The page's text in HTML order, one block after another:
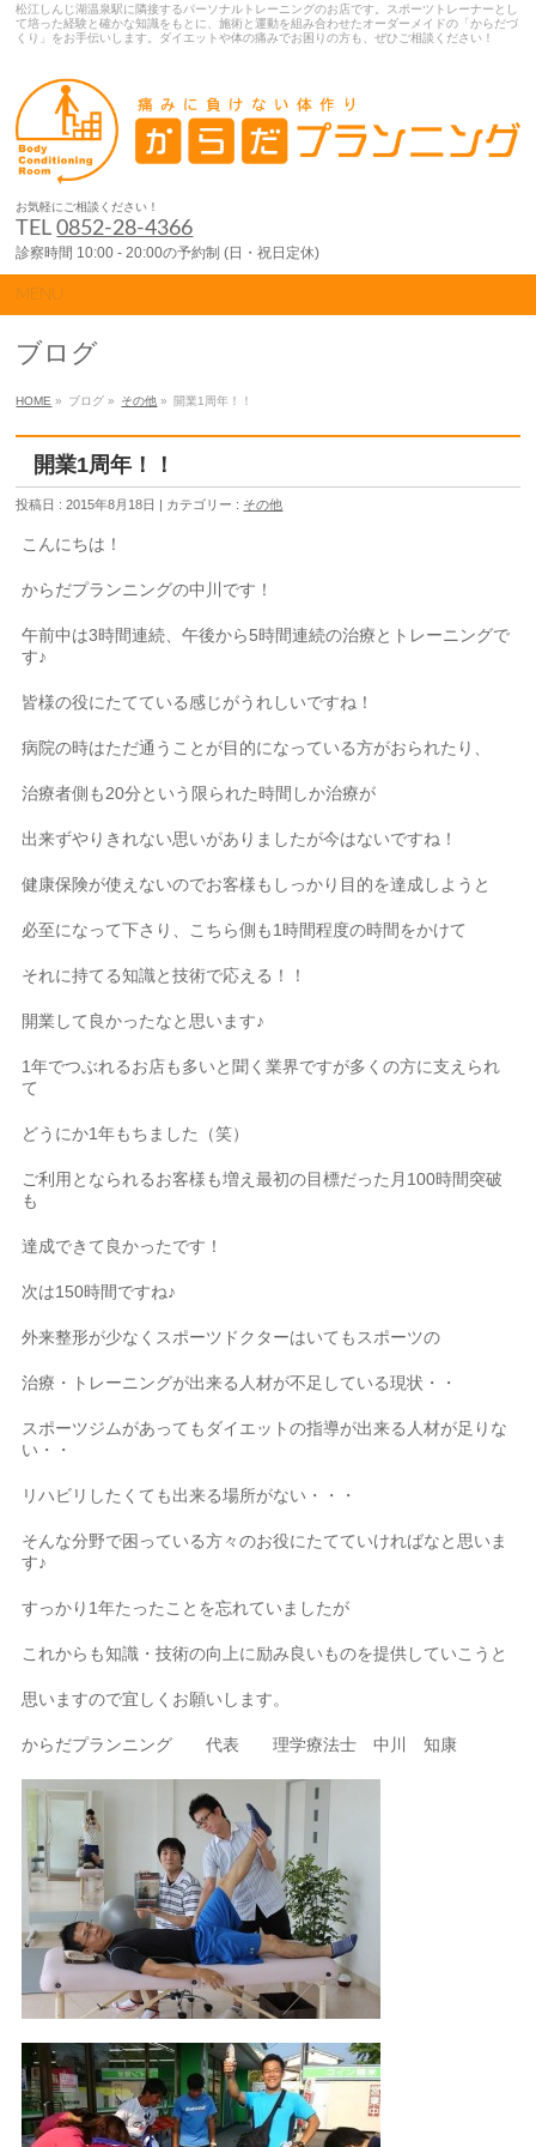
松江しんじ湖温泉駅に隣接するパーソナルトレーニングのお店です。スポーツトレーナーとし
て培った経験と確かな知識をもとに、施術と運動を組み合わせたオーダーメイドの「からだづ
くり」をお手伝いします。ダイエットや体の痛みでお困りの方も、ぜひご相談ください！
お気軽にご相談ください！
TEL0852-28-4366
診察時間 10:00 - 20:00の予約制 (日・祝日定休)
MENU
ブログ
HOME » ブログ » その他 » 開業1周年！！
開業1周年！！
投稿日 : 2015年8月18日 | カテゴリー : その他
こんにちは！
からだプランニングの中川です！
午前中は3時間連続、午後から5時間連続の治療とトレーニングで
す♪
皆様の役にたてている感じがうれしいですね！
病院の時はただ通うことが目的になっている方がおられたり、
治療者側も20分という限られた時間しか治療が
出来ずやりきれない思いがありましたが今はないですね！
健康保険が使えないのでお客様もしっかり目的を達成しようと
必至になって下さり、こちら側も1時間程度の時間をかけて
それに持てる知識と技術で応える！！
開業して良かったなと思います♪
1年でつぶれるお店も多いと聞く業界ですが多くの方に支えられ
て
どうにか1年もちました（笑）
ご利用となられるお客様も増え最初の目標だった月100時間突破
も
達成できて良かったです！
次は150時間ですね♪
外来整形が少なくスポーツドクターはいてもスポーツの
治療・トレーニングが出来る人材が不足している現状・・
スポーツジムがあってもダイエットの指導が出来る人材が足りな
い・・
リハビリしたくても出来る場所がない・・・
そんな分野で困っている方々のお役にたてていければなと思いま
す♪
すっかり1年たったことを忘れていましたが
これからも知識・技術の向上に励み良いものを提供していこうと
思いますので宜しくお願いします。
からだプランニング 代表 理学療法士 中川 知康